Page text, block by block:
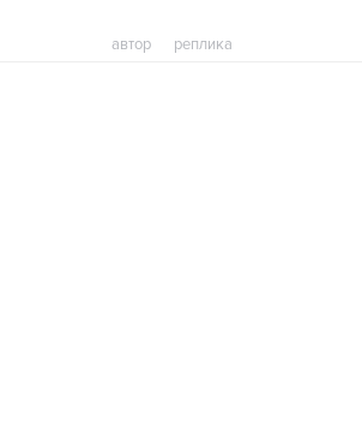
автор реплика